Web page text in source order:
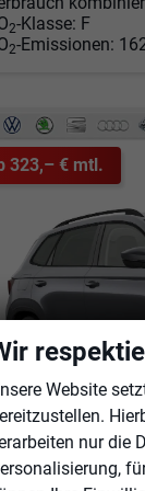
2-Klasse: F
2-Emissionen:
323,– € mtl.
Karoq
Website
nur die